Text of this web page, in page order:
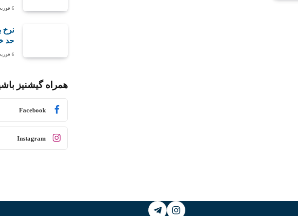
6 فوریه 2024
نرخ
حد
6 فوریه 2024
همراه گیشنیز
Facebook
Instagram
Instagram
Telegram